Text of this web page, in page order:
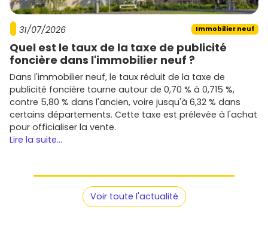
constaté.
rangements) et vérifie les
du neuf (parfait
achèvement, biennale, décennale).
Parcours les annoncessurVivre dans le neuf
livraison et lesplans.
Promoteurs actifs dans l'immobilier
neuf à Grasse et sur l'axe Cannes–
Antibes
Bouygues Immobilier : résidences modernes et
souvent écoresponsables.
31/07/2026 Immobilier neuf
Quel est le taux de la taxe de publicité
foncière dans l'immobilier neuf ?
Dans l'immobilier neuf, le taux réduit de la taxe de
publicité foncière tourne autour de 0,70 % à 0,715 %,
contre 5,80 % dans l'ancien, voire jusqu'à 6,32 % dans
certains départements. Cette taxe est prélevée à l'achat
pour officialiser la vente.
Lire la suite...
Voir toute l'actualité